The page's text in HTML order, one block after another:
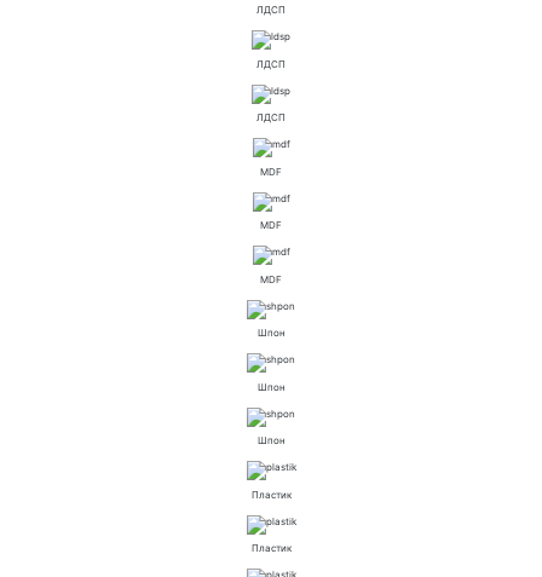
ЛДСП
ЛДСП
ЛДСП
MDF
MDF
MDF
Шпон
Шпон
Шпон
Пластик
Пластик